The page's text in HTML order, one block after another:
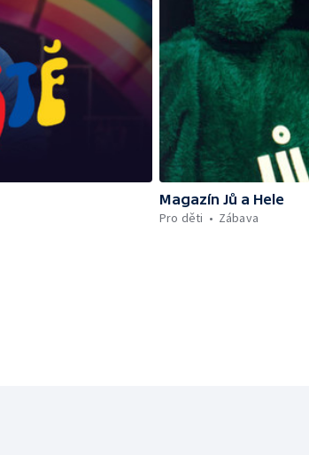
Magazín Jů a Hele
Pro děti
Zábava